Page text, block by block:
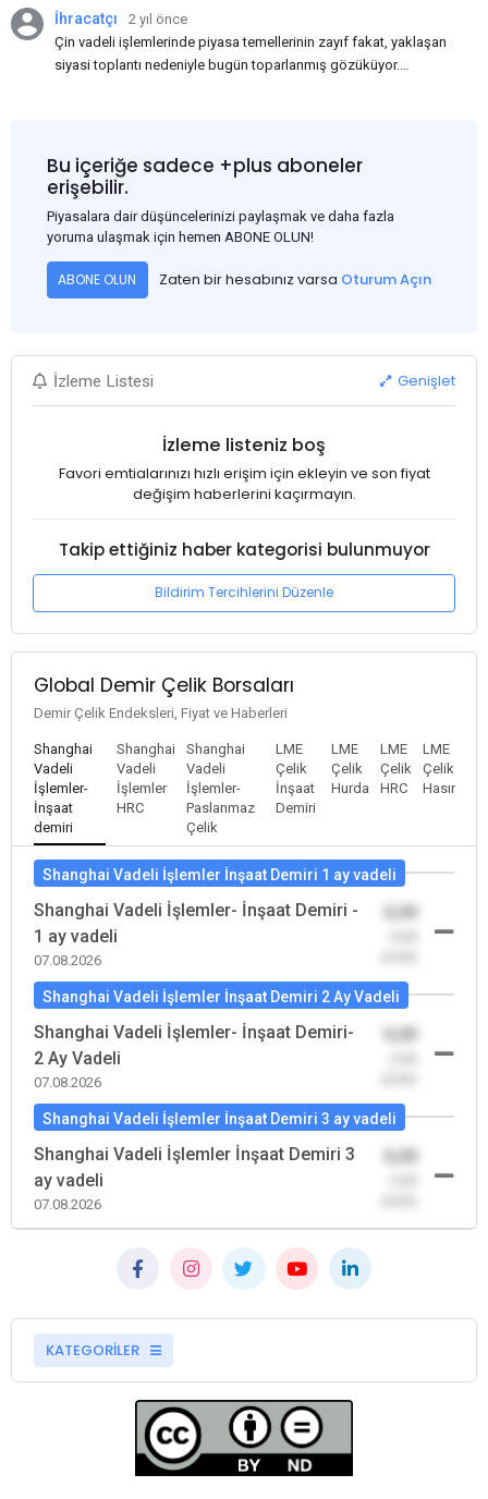
İhracatçı
2 yıl önce
Çin vadeli işlemlerinde piyasa temellerinin zayıf fakat, yaklaşan
siyasi toplantı nedeniyle bugün toparlanmış gözüküyor.
Bu nedenle USD, en yüksek USD-RMB döviz kuru olan
1:7.31'den 1:7.26'ya gerileyerek çelik fiyatını 3-5$ civarında
etkiledi. Bakalım ilerleyen günlerde neler göreceğiz, Çin'de
fiyatlar nasıl ilerleyecek?
Bu içeriğe sadece +plus aboneler
erişebilir.
Piyasalara dair düşüncelerinizi paylaşmak ve daha fazla
yoruma ulaşmak için hemen ABONE OLUN!
ABONE OLUN Zaten bir hesabınız varsa Oturum Açın
İzleme Listesi Genişlet
İzleme listeniz boş
Favori emtialarınızı hızlı erişim için ekleyin ve son fiyat
değişim haberlerini kaçırmayın.
Takip ettiğiniz haber kategorisi bulunmuyor
Bildirim Tercihlerini Düzenle
Global Demir Çelik Borsaları
Demir Çelik Endeksleri, Fiyat ve Haberleri
Shanghai
Vadeli
İşlemler-
İnşaat
demiri
Shanghai
Vadeli
İşlemler
HRC
Shanghai
Vadeli
İşlemler-
Paslanmaz
Çelik
LME
Çelik
İnşaat
Demiri
LME
Çelik
Hurda
LME
Çelik
HRC
LME
Çelik
Hasır
Shanghai Vadeli İşlemler İnşaat Demiri 1 ay vadeli
Shanghai Vadeli İşlemler- İnşaat Demiri -
1 ay vadeli
07.08.2026
Shanghai Vadeli İşlemler İnşaat Demiri 2 Ay Vadeli
Shanghai Vadeli İşlemler- İnşaat Demiri-
2 Ay Vadeli
07.08.2026
Shanghai Vadeli İşlemler İnşaat Demiri 3 ay vadeli
Shanghai Vadeli İşlemler İnşaat Demiri 3
ay vadeli
07.08.2026
KATEGORİLER